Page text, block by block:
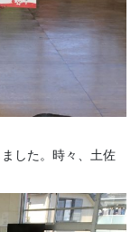
した。時々、土佐